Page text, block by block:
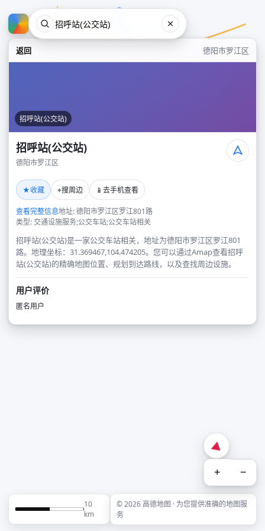
返回 德阳市罗江区
招呼站(公交站)
招呼站(公交站)
德阳市罗江区
★收藏 ⌖搜周边 📱 去手机查看
查看完整信息地址: 德阳市罗江区罗江801路
类型: 交通设施服务;公交车站;公交车站相关
招呼站(公交站)是一家公交车站相关，地址为德阳市罗江区罗江801
路。地理坐标：31.369467,104.474205。您可以通过Amap查看招呼
站(公交站)的精确地图位置、规划到达路线，以及查找周边设施。
用户评价
匿名用户
+ −
10
km
© 2026 高德地图 · 为您提供准确的地图服
务